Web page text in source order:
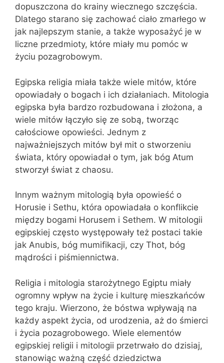
dopuszczona do krainy wiecznego szczęścia.
Dlatego starano się zachować ciało zmarłego w
jak najlepszym stanie, a także wyposażyć je w
liczne przedmioty, które miały mu pomóc w
życiu pozagrobowym.
Egipska religia miała także wiele mitów, które
opowiadały o bogach i ich działaniach. Mitologia
egipska była bardzo rozbudowana i złożona, a
wiele mitów łączyło się ze sobą, tworząc
całościowe opowieści. Jednym z
najważniejszych mitów był mit o stworzeniu
świata, który opowiadał o tym, jak bóg Atum
stworzył świat z chaosu.
Innym ważnym mitologią była opowieść o
Horusie i Sethu, która opowiadała o konflikcie
między bogami Horusem i Sethem. W mitologii
egipskiej często występowały też postaci takie
jak Anubis, bóg mumifikacji, czy Thot, bóg
mądrości i piśmiennictwa.
Religia i mitologia starożytnego Egiptu miały
ogromny wpływ na życie i kulturę mieszkańców
tego kraju. Wierzono, że bóstwa wpływają na
każdy aspekt życia, od urodzenia, aż do śmierci
i życia pozagrobowego. Wiele elementów
egipskiej religii i mitologii przetrwało do dzisiaj,
stanowiąc ważną część dziedzictwa